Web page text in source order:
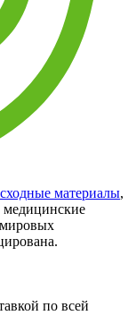
материалы,
медицинские
по всей